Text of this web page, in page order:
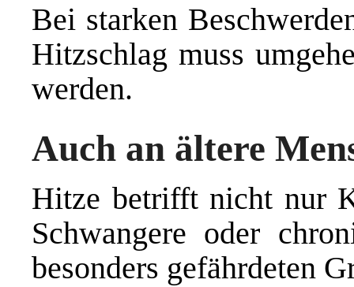
Bei starken
Hitzschlag muss
werden.
Auch an ältere
Hitze betrifft nicht nur
Schwangere oder
besonders gefährdeten